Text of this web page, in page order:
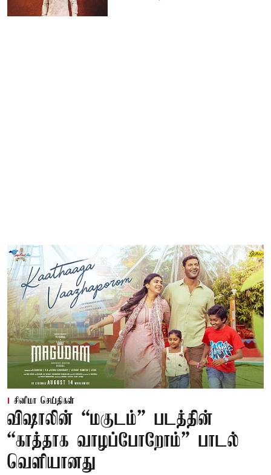
சினிமா செய்திகள்
விஷாலின் “மகுடம்” படத்தின்
“காத்தாக வாழப்போறோம்” பாடல்
வெளியானது